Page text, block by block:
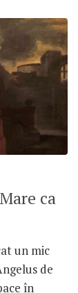
ca
un mic
de
în